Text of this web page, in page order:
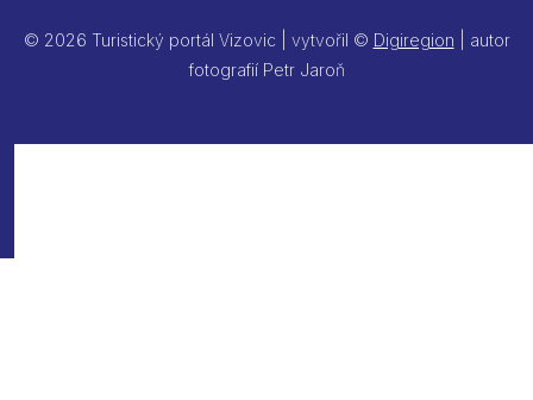
© 2026 Turistický portál Vizovic | vytvořil © Digiregion | autor
fotografií Petr Jaroň